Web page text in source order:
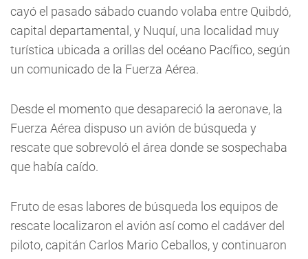
cayó el pasado sábado cuando volaba entre Quibdó,
capital departamental, y Nuquí, una localidad muy
turística ubicada a orillas del océano Pacífico, según
un comunicado de la Fuerza Aérea.
Desde el momento que desapareció la aeronave, la
Fuerza Aérea dispuso un avión de búsqueda y
rescate que sobrevoló el área donde se sospechaba
que había caído.
Fruto de esas labores de búsqueda los equipos de
rescate localizaron el avión así como el cadáver del
piloto, capitán Carlos Mario Ceballos, y continuaron